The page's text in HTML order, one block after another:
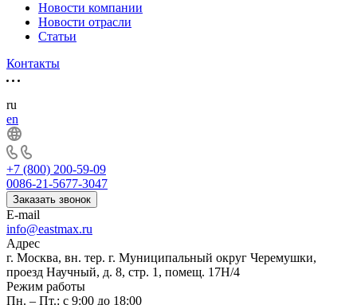
Новости компании
Новости отрасли
Статьи
Контакты
ru
en
+7 (800) 200-59-09
0086-21-5677-3047
Заказать звонок
E-mail
info@eastmax.ru
Адрес
г. Москва, вн. тер. г. Муниципальный округ Черемушки,
проезд Научный, д. 8, стр. 1, помещ. 17Н/4
Режим работы
Пн. – Пт.: с 9:00 до 18:00